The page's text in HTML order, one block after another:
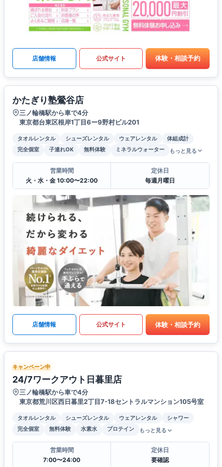
店舗情報 公式サイト 体験・相談予約
かたぎり塾鶯谷店
三ノ輪橋駅から車で4分
東京都台東区根岸1丁目6ー9野村ビル201
タオルレンタル シューズレンタル ウェアレンタル
体組成計
完全個室
子連れOK 無料体験 ミネラルウォーター もっと見る
営業時間
火・水・金 10:00〜22:00
定休日
毎週月曜日
店舗情報 公式サイト 体験・相談予約
キャンペーン中
24/7ワークアウト日暮里店
三ノ輪橋駅から車で4分
東京都荒川区西日暮里2丁目7-18セントラルマンション105号室
タオルレンタル シューズレンタル ウェアレンタル
シャワー
完全個室
無料体験 水素水 プロテイン もっと見る
営業時間
7:00〜24:00
定休日
要確認